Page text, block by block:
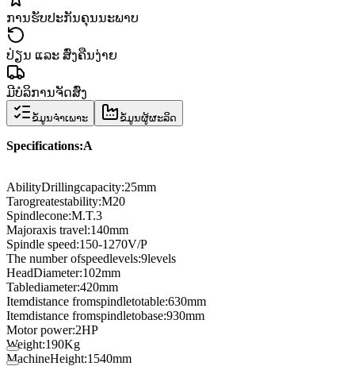
ການຮັບປະກັນຄຸນນະພາບ
ປ່ຽນ ແລະ ສົ່ງຄືນງ່າຍ
ມີບໍລິການຈັດສົ່ງ
ຂໍ້ມູນຈຳເພາະ ຂໍ້ມູນຜູ້ຜະລິດ
Specifications:A
AbilityDrillingcapacity:25mm
Tarogreatestability:M20
Spindlecone:M.T.3
Majoraxis travel:140mm
Spindle speed:150-1270V/P
The number ofspeedlevels:9levels
HeadDiameter:102mm
Tablediameter:420mm
Itemdistance fromspindletotable:630mm
Itemdistance fromspindletobase:930mm
Motor power:2HP
Weight:190Kg
MachineHeight:1540mm